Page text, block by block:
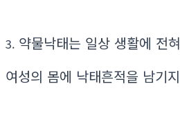
3. 약물낙태는 일상 생활에 전
여성의 몸에 낙태흔적을 남기